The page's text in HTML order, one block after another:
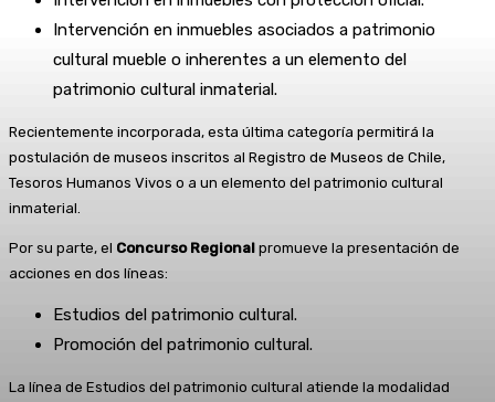
Intervención en inmuebles asociados a patrimonio
cultural mueble o inherentes a un elemento del
patrimonio cultural inmaterial.
Recientemente incorporada, esta última categoría permitirá la
postulación de museos inscritos al Registro de Museos de Chile,
Tesoros Humanos Vivos o a un elemento del patrimonio cultural
inmaterial.
Por su parte, el Concurso Regional promueve la presentación de
acciones en dos líneas:
Estudios del patrimonio cultural.
Promoción del patrimonio cultural.
La línea de Estudios del patrimonio cultural atiende la modalidad